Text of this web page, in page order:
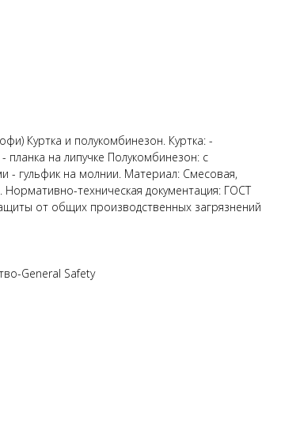
Куртка и полукомбинезон. Куртка: -
планка на липучке Полукомбинезон: с
- гульфик на молнии. Материал: Смесовая,
Нормативно-техническая документация: ГОСТ
от общих производственных загрязнений
General Safety